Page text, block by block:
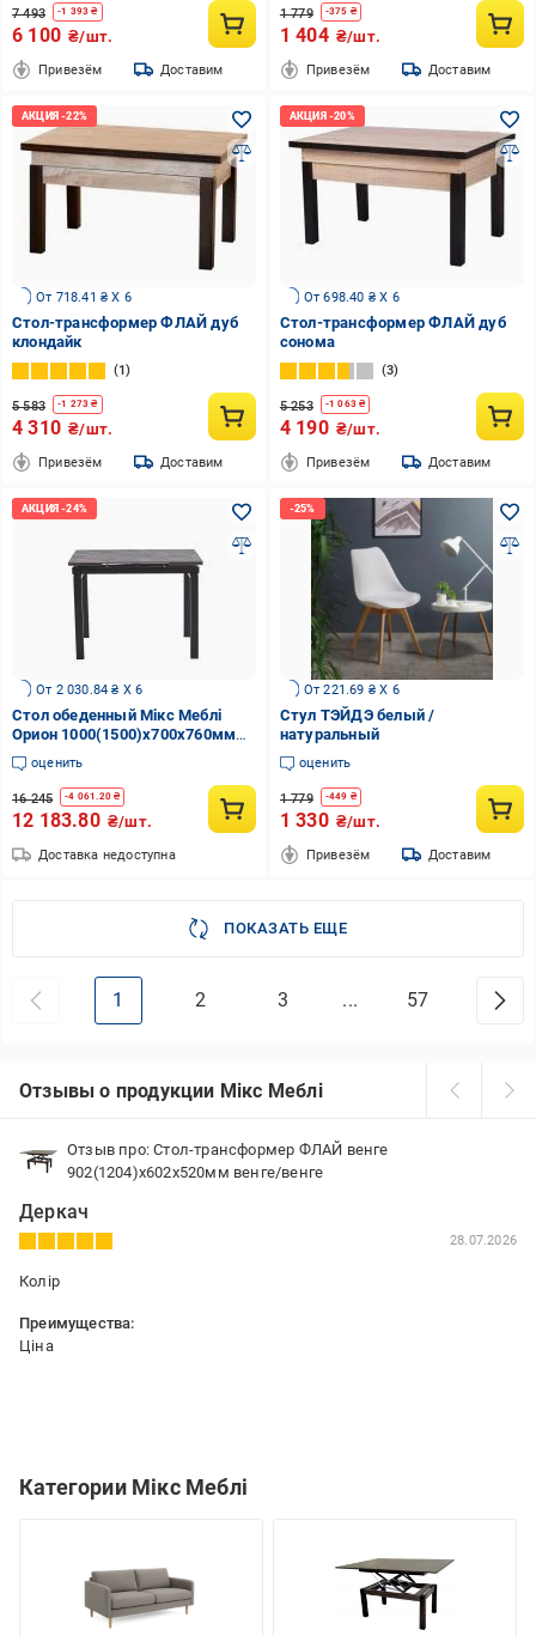
7 493 -1 393 ₴
6 100 ₴/шт.
Привезём Доставим
1 779 -375 ₴
1 404 ₴/шт.
Привезём Доставим
От 718.41 ₴ X 6
Стол-трансформер ФЛАЙ дуб
клондайк
1
5 583 -1 273 ₴
4 310 ₴/шт.
Привезём Доставим
От 698.40 ₴ X 6
Стол-трансформер ФЛАЙ дуб
сонома
3
5 253 -1 063 ₴
4 190 ₴/шт.
Привезём Доставим
От 2 030.84 ₴ X 6
Стол обеденный Мікс Меблі
Орион 1000(1500)x700x760мм
серый/черный
оценить
16 245 -4 061.20 ₴
12 183.80 ₴/шт.
Доставка недоступна
От 221.69 ₴ X 6
Стул ТЭЙДЭ белый /
натуральный
оценить
1 779 -449 ₴
1 330 ₴/шт.
Привезём Доставим
ПОКАЗАТЬ ЕЩЕ
1 2 3 ... 57
Отзывы о продукции Мікс Меблі
Отзыв про: Стол-трансформер ФЛАЙ венге
902(1204)x602x520мм венге/венге
Деркач
28.07.2026
Колір
Преимущества:
Ціна
Категории Мікс Меблі